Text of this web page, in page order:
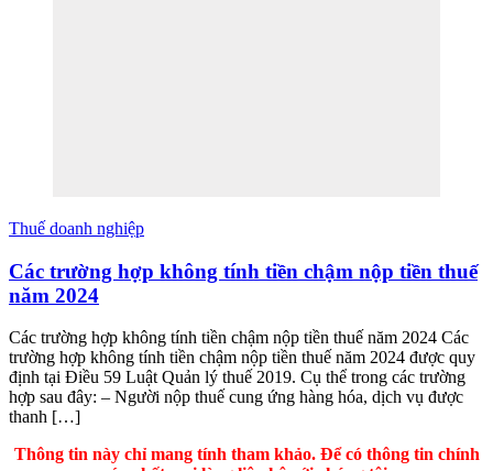
Thuế doanh nghiệp
Các trường hợp không tính tiền chậm nộp tiền thuế
năm 2024
Các trường hợp không tính tiền chậm nộp tiền thuế năm 2024 Các
trường hợp không tính tiền chậm nộp tiền thuế năm 2024 được quy
định tại Điều 59 Luật Quản lý thuế 2019. Cụ thể trong các trường
hợp sau đây: – Người nộp thuế cung ứng hàng hóa, dịch vụ được
thanh […]
Thông tin này chỉ mang tính tham khảo. Để có thông tin chính